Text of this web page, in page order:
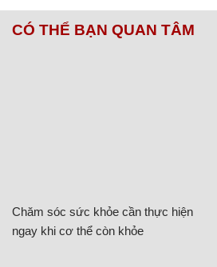
CÓ THỂ BẠN QUAN TÂM
Chăm sóc sức khỏe cần thực hiện
ngay khi cơ thể còn khỏe